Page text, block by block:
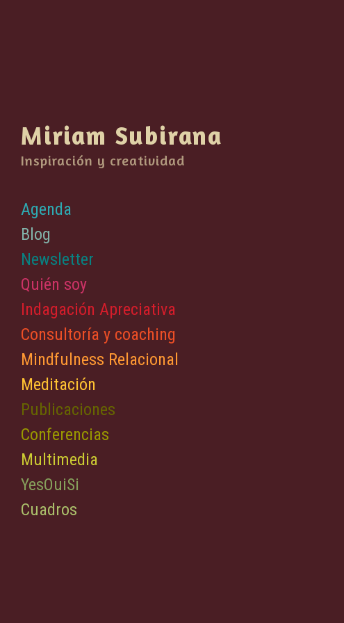
Miriam Subirana
Inspiración y creatividad
Agenda
Blog
Newsletter
Quién soy
Indagación Apreciativa
Consultoría y coaching
Mindfulness Relacional
Meditación
Publicaciones
Conferencias
Multimedia
YesOuiSi
Cuadros